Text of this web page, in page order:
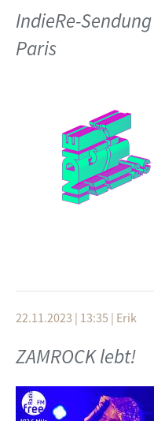
erfahrt ihr mehr über
und die auf dem
From Slovenian
IndieRe-
Paris
angeführt wird. Die
produziert von Radio
Zusammenarbeit mit
Dunkelheit, nämlich in
von Morfine, Didem
22.11.2023 | 13:35 | Erik
ZAMROCK lebt!